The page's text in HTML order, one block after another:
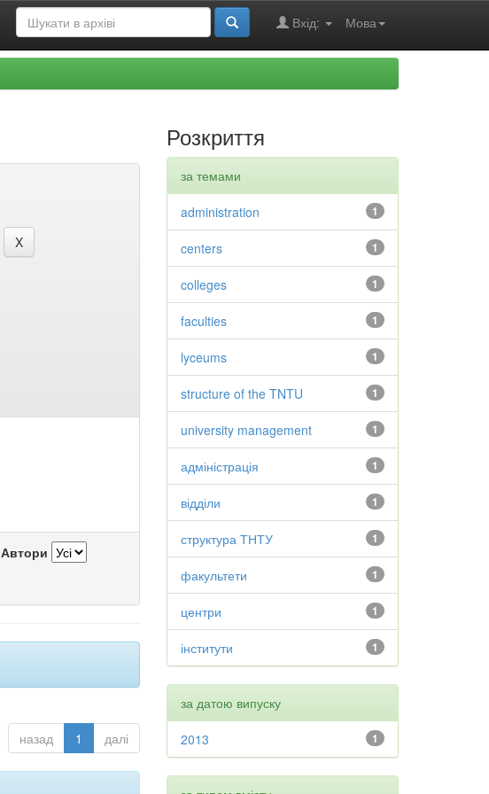
Мова
Вхід:
Автори
назад 1 далі
Розкриття
за темами
1
administration
1
centers
1
colleges
1
faculties
1
lyceums
1
structure of the TNTU
1
university management
1
адміністрація
1
відділи
1
структура ТНТУ
1
факультети
1
центри
1
інститути
за датою випуску
1
2013